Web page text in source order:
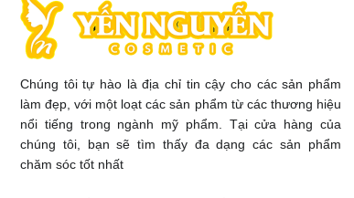
Chúng tôi tự hào là địa chỉ tin cậy cho các sản phẩm
làm đẹp, với một loạt các sản phẩm từ các thương hiệu
nổi tiếng trong ngành mỹ phẩm. Tại cửa hàng của
chúng tôi, bạn sẽ tìm thấy đa dạng các sản phẩm
chăm sóc tốt nhất